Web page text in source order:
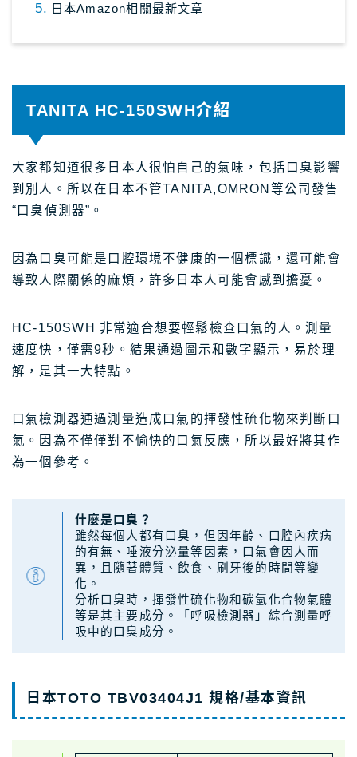
日本Amazon相關最新文章
TANITA HC-150SWH介紹
大家都知道很多日本人很怕自己的氣味，包括口臭影響
到別人。所以在日本不管TANITA,OMRON等公司發售
“口臭偵測器”。
因為口臭可能是口腔環境不健康的一個標識，還可能會
導致人際關係的麻煩，許多日本人可能會感到擔憂。
HC-150SWH 非常適合想要輕鬆檢查口氣的人。測量
速度快，僅需9秒。結果通過圖示和數字顯示，易於理
解，是其一大特點。
口氣檢測器通過測量造成口氣的揮發性硫化物來判斷口
氣。因為不僅僅對不愉快的口氣反應，所以最好將其作
為一個參考。
什麼是口臭？
雖然每個人都有口臭，但因年齡、口腔內疾病
的有無、唾液分泌量等因素，口氣會因人而
異，且隨著體質、飲食、刷牙後的時間等變
化。
分析口臭時，揮發性硫化物和碳氫化合物氣體
等是其主要成分。「呼吸檢測器」綜合測量呼
吸中的口臭成分。
日本TOTO TBV03404J1 規格/基本資訊